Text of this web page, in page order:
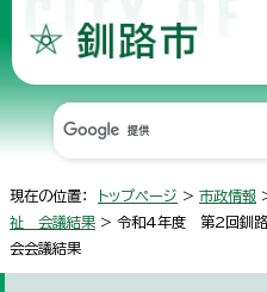
現在の位置： トップページ > 市政情報
祉 会議結果 > 令和4年度 第2回釧路
会会議結果